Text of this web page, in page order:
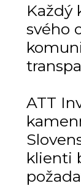
Každý
svého
ATT
klienti